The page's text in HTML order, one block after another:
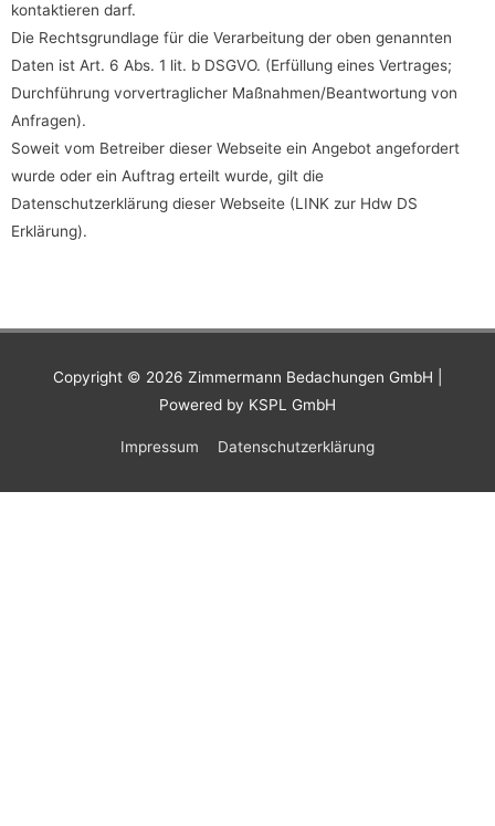
kontaktieren darf.
Die Rechtsgrundlage für die Verarbeitung der oben genannten
Daten ist Art. 6 Abs. 1 lit. b DSGVO. (Erfüllung eines Vertrages;
Durchführung vorvertraglicher Maßnahmen/Beantwortung von
Anfragen).
Soweit vom Betreiber dieser Webseite ein Angebot angefordert
wurde oder ein Auftrag erteilt wurde, gilt die
Datenschutzerklärung dieser Webseite (LINK zur Hdw DS
Erklärung).
Copyright © 2026 Zimmermann Bedachungen GmbH
Powered by KSPL GmbH
Impressum Datenschutzerklärung